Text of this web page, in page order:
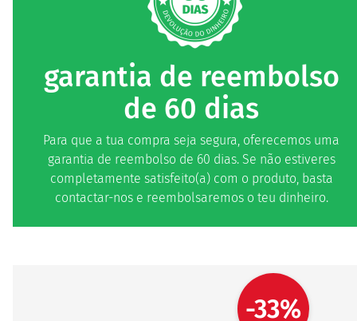
garantia de reembolso
de 60 dias
Para que a tua compra seja segura, oferecemos uma
garantia de reembolso de 60 dias. Se não estiveres
completamente satisfeito(a) com o produto, basta
contactar-nos e reembolsaremos o teu dinheiro.
-33%